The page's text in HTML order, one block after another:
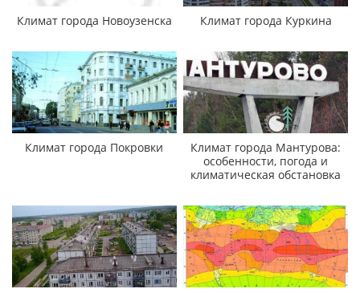
Климат города Новоузенска Климат города Куркина
Климат города Покровки
Климат города Мантурова:
особенности, погода и
климатическая обстановка